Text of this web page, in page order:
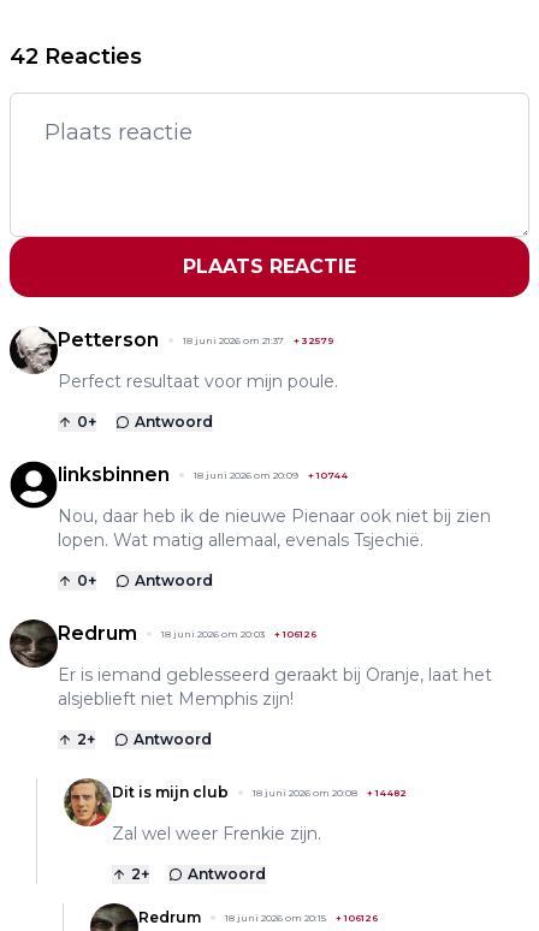
42 Reacties
PLAATS REACTIE
Petterson 18 juni 2026 om 21:37 + 32579
Perfect resultaat voor mijn poule.
0+ Antwoord
linksbinnen 18 juni 2026 om 20:09 +10744
Nou, daar heb ik de nieuwe Pienaar ook niet bij zien
lopen. Wat matig allemaal, evenals Tsjechië.
0+ Antwoord
Redrum 18 juni 2026 om 20:03 +106126
Er is iemand geblesseerd geraakt bij Oranje, laat het
alsjeblieft niet Memphis zijn!
2+ Antwoord
Dit is mijn club 18 juni 2026 om 20:08 +14482
Zal wel weer Frenkie zijn.
2+ Antwoord
Redrum 18 juni 2026 om 20:15 +106126